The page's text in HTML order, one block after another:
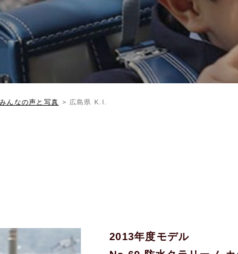
みんなの声と写真 広島県 K.I.
2013年度モデル